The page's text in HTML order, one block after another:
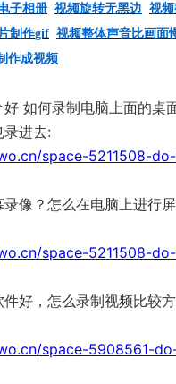
子相册 视频旋转无黑边 视
制作gif 视频整体声音比画面
作成视频
如何录制电脑上面的桌
进去:
space-5211508-
像？怎么在电脑上进行
space-5211508-
好，怎么录制视频比较
space-5908561-